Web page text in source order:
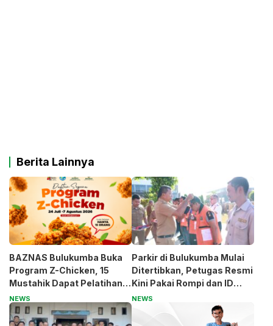
Berita Lainnya
BAZNAS Bulukumba Buka
Program Z-Chicken, 15
Mustahik Dapat Pelatihan
dan Modal Usaha
NEWS
Parkir di Bulukumba Mulai
Ditertibkan, Petugas Resmi
Kini Pakai Rompi dan ID
Card
NEWS